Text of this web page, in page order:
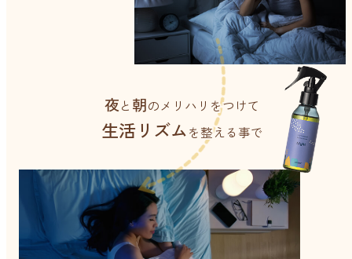
グレープフルーツ
ベルガモット
マスク用
マスクフレッシュ
夜 と 朝のメリハリをつけて
生活リズム を整える事で